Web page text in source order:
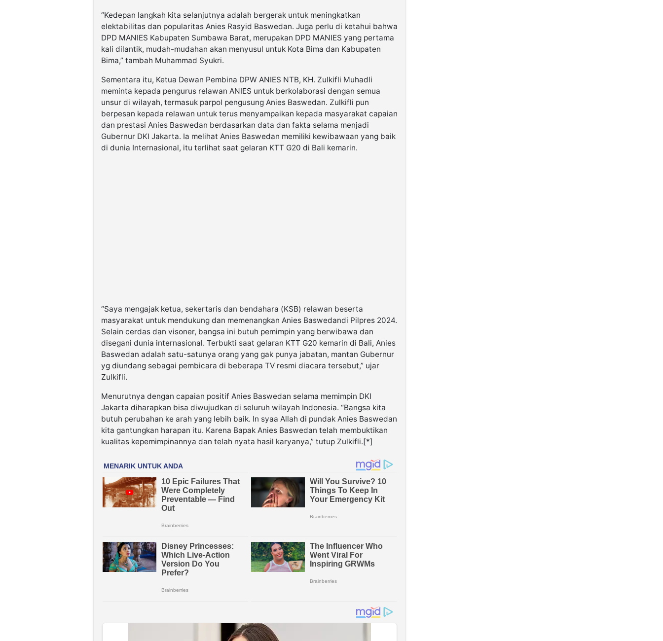
“Kedepan langkah kita selanjutnya adalah bergerak untuk meningkatkan
elektabilitas dan popularitas Anies Rasyid Baswedan. Juga perlu di ketahui bahwa
DPD MANIES Kabupaten Sumbawa Barat, merupakan DPD MANIES yang pertama
kali dilantik, mudah-mudahan akan menyusul untuk Kota Bima dan Kabupaten
Bima,” tambah Muhammad Syukri.
Sementara itu, Ketua Dewan Pembina DPW ANIES NTB, KH. Zulkifli Muhadli
meminta kepada pengurus relawan ANIES untuk berkolaborasi dengan semua
unsur di wilayah, termasuk parpol pengusung Anies Baswedan. Zulkifli pun
berpesan kepada relawan untuk terus menyampaikan kepada masyarakat capaian
dan prestasi Anies Baswedan berdasarkan data dan fakta selama menjadi
Gubernur DKI Jakarta. Ia melihat Anies Baswedan memiliki kewibawaan yang baik
di dunia Internasional, itu terlihat saat gelaran KTT G20 di Bali kemarin.
“Saya mengajak ketua, sekertaris dan bendahara (KSB) relawan beserta
masyarakat untuk mendukung dan memenangkan Anies Baswedandi Pilpres 2024.
Selain cerdas dan visoner, bangsa ini butuh pemimpin yang berwibawa dan
disegani dunia internasional. Terbukti saat gelaran KTT G20 kemarin di Bali, Anies
Baswedan adalah satu-satunya orang yang gak punya jabatan, mantan Gubernur
yg diundang sebagai pembicara di beberapa TV resmi diacara tersebut,” ujar
Zulkifli.
Menurutnya dengan capaian positif Anies Baswedan selama memimpin DKI
Jakarta diharapkan bisa diwujudkan di seluruh wilayah Indonesia. “Bangsa kita
butuh perubahan ke arah yang lebih baik. In syaa Allah di pundak Anies Baswedan
kita gantungkan harapan itu. Karena Bapak Anies Baswedan telah membuktikan
kualitas kepemimpinannya dan telah nyata hasil karyanya,” tutup Zulkifli.[*]